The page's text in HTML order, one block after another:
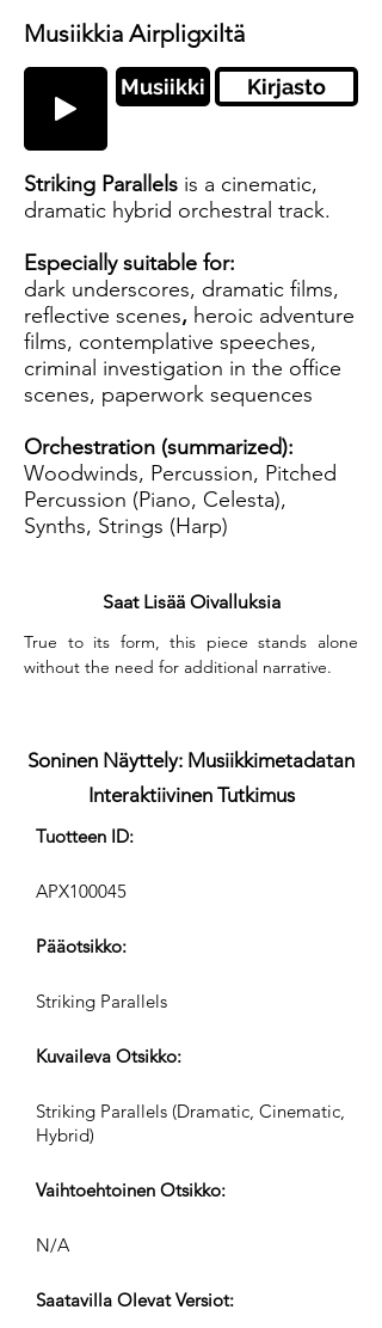
Musiikkia Airpligxiltä
Musiikki Kirjasto
Striking Parallels is a cinematic,
dramatic hybrid orchestral track.
Especially suitable for:
dark underscores, dramatic films,
reflective scenes, heroic adventure
films, contemplative speeches,
criminal investigation in the office
scenes, paperwork sequences
Orchestration (summarized):
Woodwinds, Percussion, Pitched
Percussion (Piano, Celesta),
Synths, Strings (Harp)
Saat Lisää Oivalluksia
True to its form, this piece stands alone
without the need for additional narrative.
Soninen Näyttely: Musiikkimetadatan
Interaktiivinen Tutkimus
Tuotteen ID:
APX100045
Pääotsikko:
Striking Parallels
Kuvaileva Otsikko:
Striking Parallels (Dramatic, Cinematic,
Hybrid)
Vaihtoehtoinen Otsikko:
N/A
Saatavilla Olevat Versiot: